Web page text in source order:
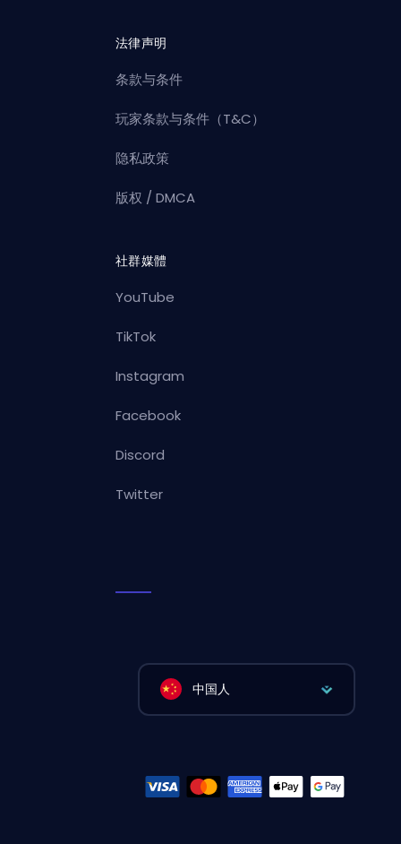
法律声明
条款与条件
玩家条款与条件（T&C）
隐私政策
版权 / DMCA
社群媒體
YouTube
TikTok
Instagram
Facebook
Discord
Twitter
中国人